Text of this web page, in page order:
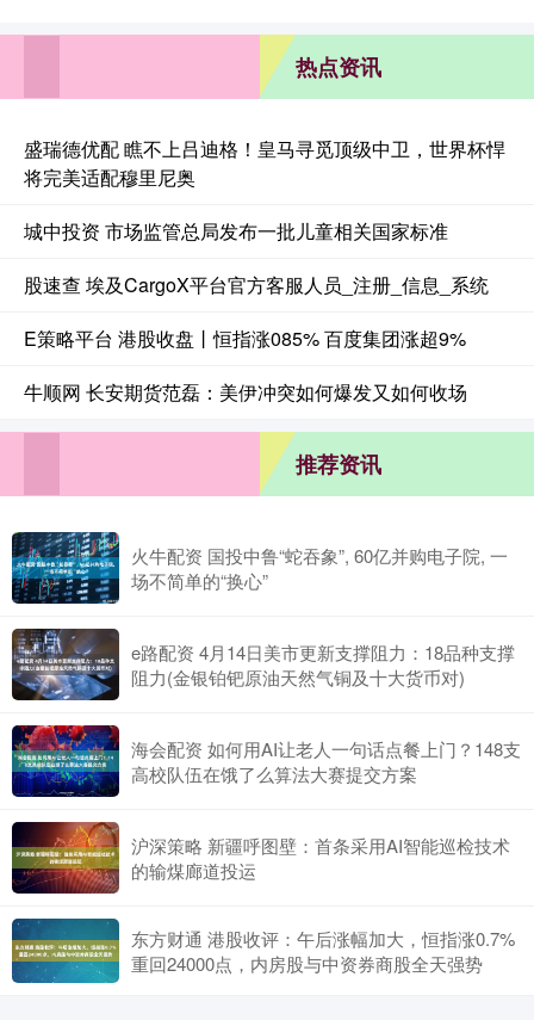
热点资讯
盛瑞德优配 瞧不上吕迪格！皇马寻觅顶级中卫，世界杯悍
将完美适配穆里尼奥
城中投资 市场监管总局发布一批儿童相关国家标准
股速查 埃及CargoX平台官方客服人员_注册_信息_系统
E策略平台 港股收盘丨恒指涨085% 百度集团涨超9%
牛顺网 长安期货范磊：美伊冲突如何爆发又如何收场
推荐资讯
火牛配资 国投中鲁“蛇吞象”, 60亿并购电子院, 一
场不简单的“换心”
e路配资 4月14日美市更新支撑阻力：18品种支撑
阻力(金银铂钯原油天然气铜及十大货币对)
海会配资 如何用AI让老人一句话点餐上门？148支
高校队伍在饿了么算法大赛提交方案
沪深策略 新疆呼图壁：首条采用AI智能巡检技术
的输煤廊道投运
东方财通 港股收评：午后涨幅加大，恒指涨0.7%
重回24000点，内房股与中资券商股全天强势